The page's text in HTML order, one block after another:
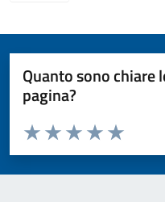
Quanto sono chiare
pagina?
Valuta da 1 a 5 stelle la pagina
Valuta 5
Valuta 4
Valuta 3 stelle su
Valuta 2 stelle su 5
Valuta 1 stelle su 5